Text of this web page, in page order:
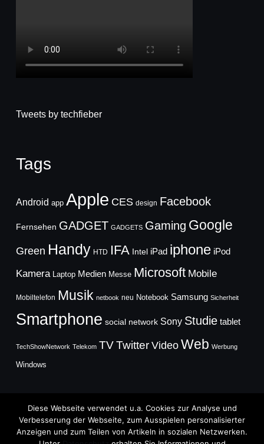
Tweets by techfieber
Tags
Android app Apple CES design Facebook
Fernsehen GADGET GADGETS Gaming Google
Green Handy HTD IFA Intel iPad iphone iPod
Kamera Laptop Medien Messe Microsoft Mobile
Mobiltelefon Musik netbook neu Notebook Samsung Sicherheit
Smartphone social network Sony Studie tablet
TechShowNetwork Telekom TVTwitter Video Web Werbung
Windows
Copyright © 2026
Diese Webseite verwendet u.a. Cookies zur Analyse und
Verbesserung der Webseite, zum Ausspielen personalisierter
Anzeigen und zum Teilen von Artikeln in sozialen Netzwerken.